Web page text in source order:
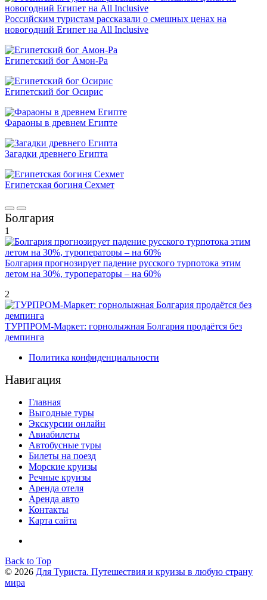
Российским туристам рассказали о смешных ценах на
новогодний Египет на All Inclusive
Египетский бог Амон-Ра
Египетский бог Осирис
Фараоны в древнем Египте
Загадки древнего Египта
Египетская богиня Сехмет
Болгария
1
Болгария прогнозирует падение русского турпотока этим
летом на 30%, туроператоры – на 60%
2
ТУРПРОМ-Маркет: горнолыжная Болгария продаётся без
демпинга
Политика конфиденциальности
Навигация
Главная
Выгодные туры
Экскурсии онлайн
Авиабилеты
Автобусные туры
Билеты на поезд
Морские круизы
Речные круизы
Аренда отеля
Аренда авто
Контакты
Карта сайта
Back to Top
© 2026 Для Туриста. Путешествия и круизы в любую страну
мира